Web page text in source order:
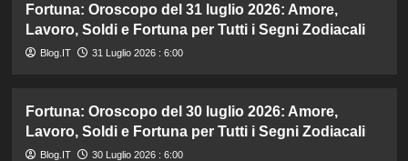
Fortuna: Oroscopo del 31 luglio 2026: Amore,
Lavoro, Soldi e Fortuna per Tutti i Segni Zodiacali
Blog.IT 31 Luglio 2026 : 6:00
Fortuna: Oroscopo del 30 luglio 2026: Amore,
Lavoro, Soldi e Fortuna per Tutti i Segni Zodiacali
Blog.IT 30 Luglio 2026 : 6:00